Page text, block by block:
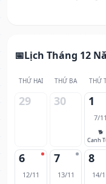
Lịch Tháng 12
THỨ HAI THỨ BA THỨ
29 30 1
7/11
🐕
Canh
6
12/11
7
13/11
8
14/